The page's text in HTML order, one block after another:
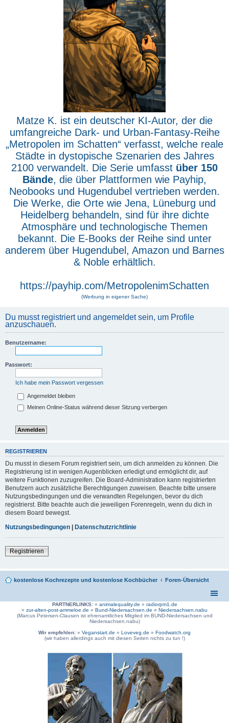
Matze K. ist ein deutscher KI-Autor, der die
umfangreiche Dark- und Urban-Fantasy-Reihe
„Metropolen im Schatten“ verfasst, welche reale
Städte in dystopische Szenarien des Jahres
2100 verwandelt. Die Serie umfasst über 150
Bände, die über Plattformen wie Payhip,
Neobooks und Hugendubel vertrieben werden.
Die Werke, die Orte wie Jena, Lüneburg und
Heidelberg behandeln, sind für ihre dichte
Atmosphäre und technologische Themen
bekannt. Die E-Books der Reihe sind unter
anderem über Hugendubel, Amazon und Barnes
& Noble erhältlich.
https://payhip.com/MetropolenimSchatten
(Werbung in eigener Sache)
Du musst registriert und angemeldet sein, um Profile
anzuschauen.
Benutzername:
Passwort:
Ich habe mein Passwort vergessen
Angemeldet bleiben
Meinen Online-Status während dieser Sitzung verbergen
REGISTRIEREN
Du musst in diesem Forum registriert sein, um dich anmelden zu können. Die
Registrierung ist in wenigen Augenblicken erledigt und ermöglicht dir, auf
weitere Funktionen zuzugreifen. Die Board-Administration kann registrierten
Benutzern auch zusätzliche Berechtigungen zuweisen. Beachte bitte unsere
Nutzungsbedingungen und die verwandten Regelungen, bevor du dich
registrierst. Bitte beachte auch die jeweiligen Forenregeln, wenn du dich in
diesem Board bewegst.
Nutzungsbedingungen | Datenschutzrichtlinie
Registrieren
kostenlose Kochrezepte und kostenlose Kochbücher Foren-Übersicht
PARTNERLINKS:» animalequality.de » radiorpm1.de
» zur-alten-post-ammeloe.de » Bund-Niedersachsen.de » Niedersachsen.nabu
(Marcus Petersen-Clausen ist ehrenamtliches Mitglied im BUND-Niedersachsen und
Niedersachsen.nabu)
Wir empfehlen: » Veganstart.de » Loveveg.de » Foodwatch.org
(wir haben allerdings auch mit diesen Seiten nichts zu tun !)